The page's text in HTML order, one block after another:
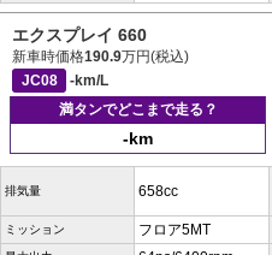
エクスプレイ 660
新車時価格190.9万円(税込)
JC08
-km/L
満タンでどこまで走る？
-km
排気量 658cc
ミッション フロア5MT